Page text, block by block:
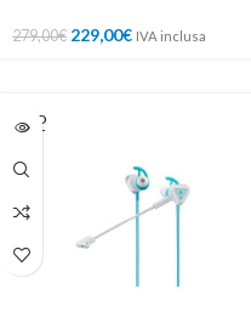
279,00€ 229,00€ IVA inclusa
SOLD
OUT